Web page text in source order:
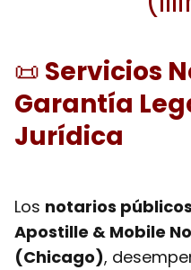
📜 Servicios
Garantía
Jurídica
Los notarios públicos
Apostille & Mobile
(Chicago),